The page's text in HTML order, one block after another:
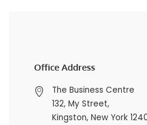
Office Address
The Business Centre
132, My Street,
Kingston, New York